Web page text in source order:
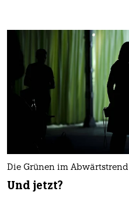
Die Grünen im Abwärtstrend
Und jetzt?